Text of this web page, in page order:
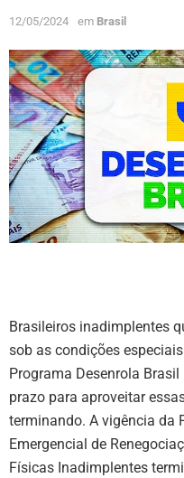
12/05/2024 em Brasil
Brasileiros inadimplentes
sob as condições
Programa Desenrola
prazo para aproveitar
terminando. A vigência da
Emergencial de
Físicas Inadimplentes